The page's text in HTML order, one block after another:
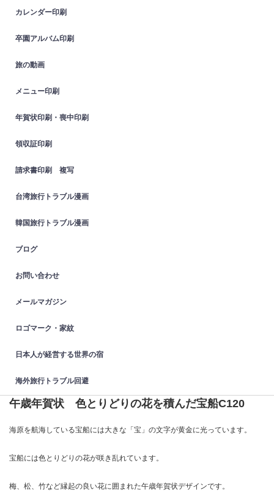
カレンダー印刷
卒園アルバム印刷
旅の動画
メニュー印刷
年賀状印刷・喪中印刷
領収証印刷
請求書印刷 複写
台湾旅行トラブル漫画
韓国旅行トラブル漫画
ブログ
お問い合わせ
メールマガジン
ロゴマーク・家紋
日本人が経営する世界の宿
海外旅行トラブル回避
午歳年賀状 色とりどりの花を積んだ宝船C120
海原を航海している宝船には大きな「宝」の文字が黄金に光っています。
宝船には色とりどりの花が咲き乱れています。
梅、松、竹など縁起の良い花に囲まれた午歳年賀状デザインです。